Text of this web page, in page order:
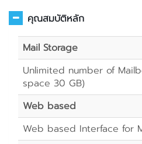
คุณสมบัติหลัก
Mail Storage
Unlimited number of
space 30 GB)
Web based
Web based Interface for